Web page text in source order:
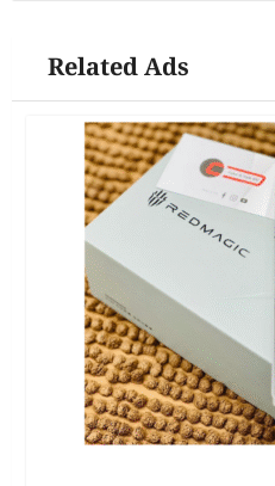
Related Ads